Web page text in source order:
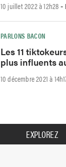
10 juillet 2022 à 12h28 -
PARLONS BACON
Les 11
plus influents
10 décembre 2021 à
EXPLOREZ